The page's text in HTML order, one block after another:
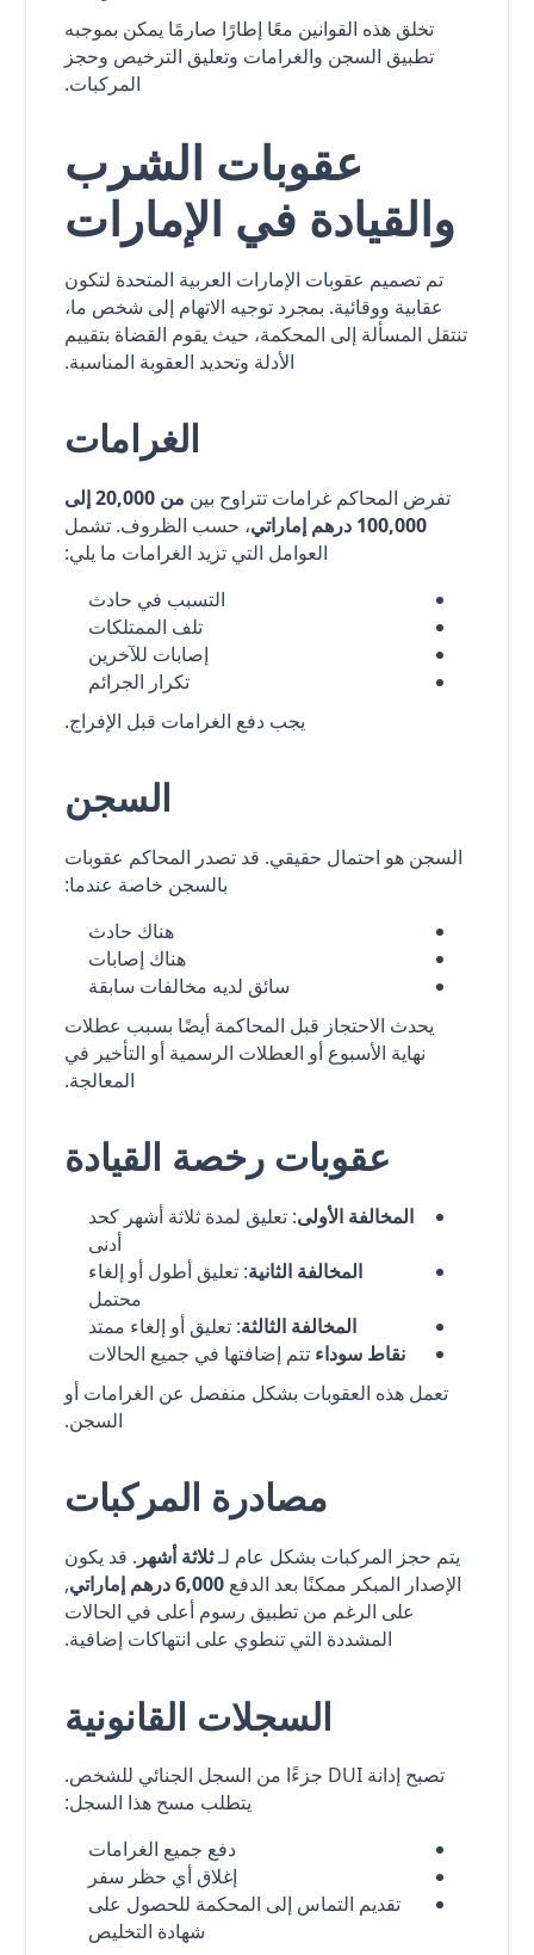
تخلق هذه القوانين معًا إطارًا صارمًا يمكن بموجبه
تطبيق السجن والغرامات وتعليق الترخيص وحجز
المركبات.
عقوبات الشرب
والقيادة في الإمارات
تم تصميم عقوبات الإمارات العربية المتحدة لتكون
عقابية ووقائية. بمجرد توجيه الاتهام إلى شخص ما،
تنتقل المسألة إلى المحكمة، حيث يقوم القضاة بتقييم
الأدلة وتحديد العقوبة المناسبة.
الغرامات
تفرض المحاكم غرامات تتراوح بين
من 20,000 إلى
100,000 درهم إماراتي
، حسب الظروف. تشمل
العوامل التي تزيد الغرامات ما يلي:
التسبب في حادث
تلف الممتلكات
إصابات للآخرين
تكرار الجرائم
يجب دفع الغرامات قبل الإفراج.
السجن
السجن هو احتمال حقيقي. قد تصدر المحاكم عقوبات
بالسجن خاصة عندما:
هناك حادث
هناك إصابات
سائق لديه مخالفات سابقة
يحدث الاحتجاز قبل المحاكمة أيضًا بسبب عطلات
نهاية الأسبوع أو العطلات الرسمية أو التأخير في
المعالجة.
عقوبات رخصة القيادة
المخالفة الأولى: تعليق لمدة ثلاثة أشهر كحد
أدنى
المخالفة الثانية: تعليق أطول أو إلغاء
محتمل
المخالفة الثالثة: تعليق أو إلغاء ممتد
نقاط سوداء تتم إضافتها في جميع الحالات
تعمل هذه العقوبات بشكل منفصل عن الغرامات أو
السجن.
مصادرة المركبات
يتم حجز المركبات بشكل عام لـثلاثة أشهر . قد يكون
الإصدار المبكر ممكنًا بعد الدفع6,000 درهم إماراتي
,
على الرغم من تطبيق رسوم أعلى في الحالات
المشددة التي تنطوي على انتهاكات إضافية.
السجلات القانونية
تصبح إدانة DUI جزءًا من السجل الجنائي للشخص.
يتطلب مسح هذا السجل:
دفع جميع الغرامات
إغلاق أي حظر سفر
تقديم التماس إلى المحكمة للحصول على
شهادة التخليص